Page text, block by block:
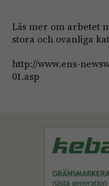
Läs mer om arbetet
stora och ovanliga
http://www.ens-
01.asp